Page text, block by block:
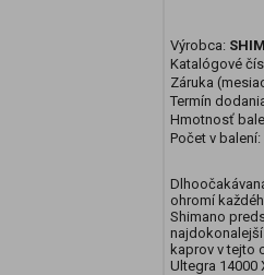
Výrobca:
Katalógové
Záruka
Termín
Hmotnosť
Počet v balení:
ohromí
Shimano
kaprov v tejto
Ultegra 14000